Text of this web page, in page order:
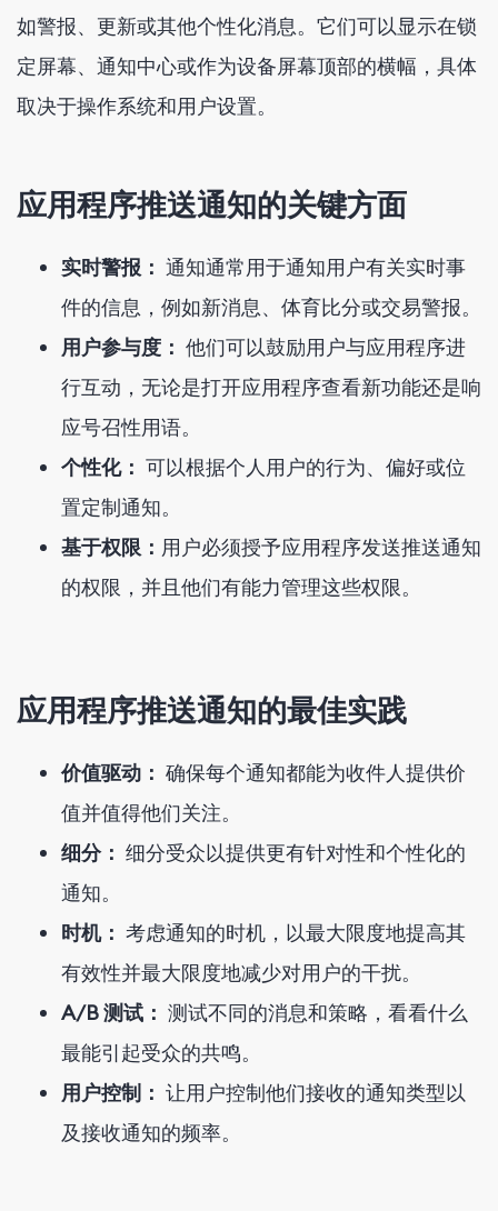
如警报、更新或其他个性化消息。它们可以显示在锁
定屏幕、通知中心或作为设备屏幕顶部的横幅，具体
取决于操作系统和用户设置。
应用程序推送通知的关键方面
实时警报： 通知通常用于通知用户有关实时事
件的信息，例如新消息、体育比分或交易警报。
用户参与度： 他们可以鼓励用户与应用程序进
行互动，无论是打开应用程序查看新功能还是响
应号召性用语。
个性化： 可以根据个人用户的行为、偏好或位
置定制通知。
基于权限： 用户必须授予应用程序发送推送通知
的权限，并且他们有能力管理这些权限。
应用程序推送通知的最佳实践
价值驱动： 确保每个通知都能为收件人提供价
值并值得他们关注。
细分： 细分受众以提供更有针对性和个性化的
通知。
时机： 考虑通知的时机，以最大限度地提高其
有效性并最大限度地减少对用户的干扰。
A/B 测试： 测试不同的消息和策略，看看什么
最能引起受众的共鸣。
用户控制： 让用户控制他们接收的通知类型以
及接收通知的频率。